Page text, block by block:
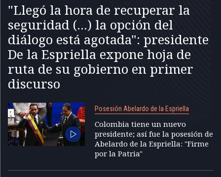
"Llegó la hora de recuperar la
seguridad (...) la opción del
diálogo está agotada": presidente
De la Espriella expone hoja de
ruta de su gobierno en primer
discurso
Posesión Abelardo de la Espriella
Colombia tiene un nuevo
presidente; así fue la posesión de
Abelardo de la Espriella: "Firme
por la Patria"